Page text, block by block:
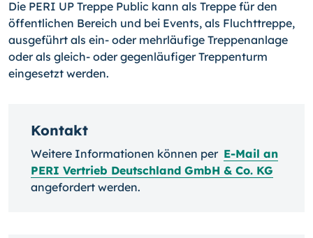
Die PERI UP Treppe Public kann als Treppe für den
öffentlichen Bereich und bei Events, als Fluchttreppe,
ausgeführt als ein- oder mehrläufige Treppenanlage
oder als gleich- oder gegenläufiger Treppenturm
eingesetzt werden.
Kontakt
Weitere Informationen können per E-Mail an
PERI Vertrieb Deutschland GmbH & Co. KG
angefordert werden.